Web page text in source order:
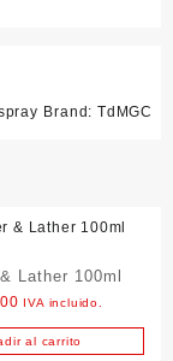
Brand: TdMGC
Lather 100ml
IVA incluido.
al carrito